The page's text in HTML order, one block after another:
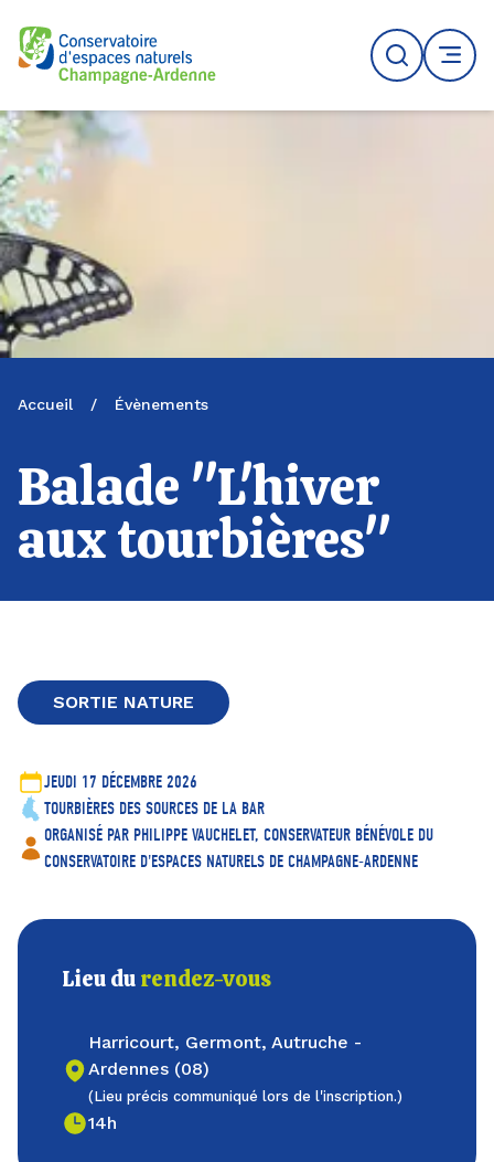
Logo du CENCA
Recherche
MENU
Accueil / Évènements
Balade "L'hiver
aux tourbières"
SORTIE NATURE
JEUDI 17 DÉCEMBRE 2026
TOURBIÈRES DES SOURCES DE LA BAR
ORGANISÉ PAR PHILIPPE VAUCHELET, CONSERVATEUR BÉNÉVOLE DU
CONSERVATOIRE D'ESPACES NATURELS DE CHAMPAGNE-ARDENNE
Lieu durendez-vous
Harricourt, Germont, Autruche -
Ardennes (08)
(Lieu précis communiqué lors de l'inscription.)
14h